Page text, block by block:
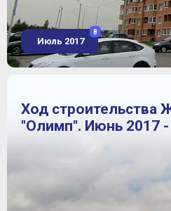
Июль 2017
8
Ход строительства
"Олимп". Июнь 2017